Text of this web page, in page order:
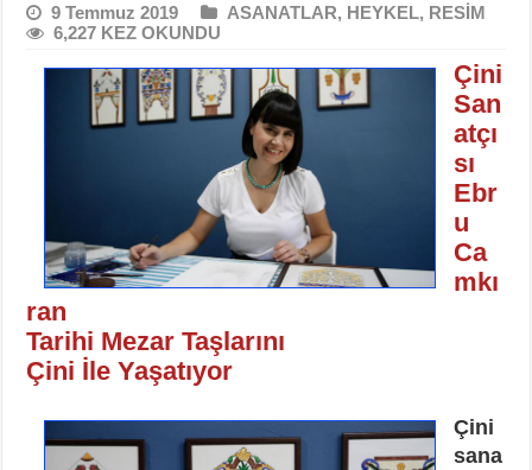
9 Temmuz 2019 ASANATLAR, HEYKEL, RESİM
6,227 KEZ OKUNDU
Çini
San
atçı
sı
Ebr
u
Ca
mkı
ran
Tarihi Mezar Taşlarını
Çini İle Yaşatıyor
Çini
sana